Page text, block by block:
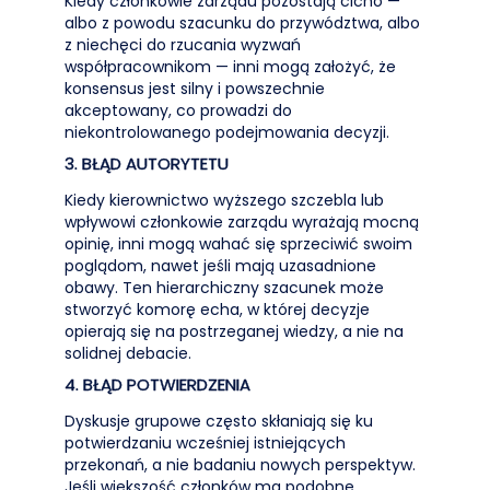
albo z powodu szacunku do przywództwa, albo
z niechęci do rzucania wyzwań
współpracownikom — inni mogą założyć, że
konsensus jest silny i powszechnie
akceptowany, co prowadzi do
niekontrolowanego podejmowania decyzji.
3. BŁĄD AUTORYTETU
Kiedy kierownictwo wyższego szczebla lub
wpływowi członkowie zarządu wyrażają mocną
opinię, inni mogą wahać się sprzeciwić swoim
poglądom, nawet jeśli mają uzasadnione
obawy. Ten hierarchiczny szacunek może
stworzyć komorę echa, w której decyzje
opierają się na postrzeganej wiedzy, a nie na
solidnej debacie.
4. BŁĄD POTWIERDZENIA
Dyskusje grupowe często skłaniają się ku
potwierdzaniu wcześniej istniejących
przekonań, a nie badaniu nowych perspektyw.